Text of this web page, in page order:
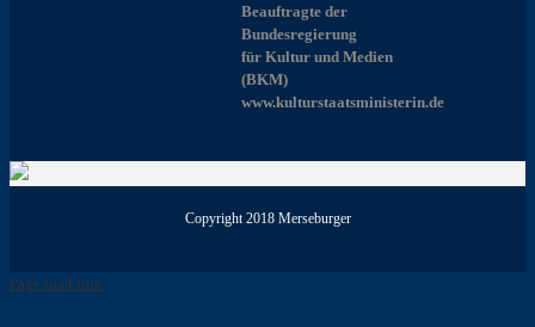
Beauftragte der
Bundesregierung
für Kultur und Medien
(BKM)
www.kulturstaatsministerin.de
Copyright 2018 Merseburger
Page load link